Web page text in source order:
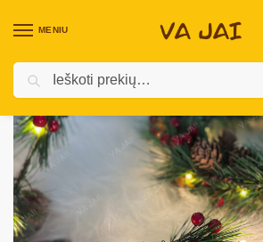
MENIU
Pradžia / Kalėdinės prekės